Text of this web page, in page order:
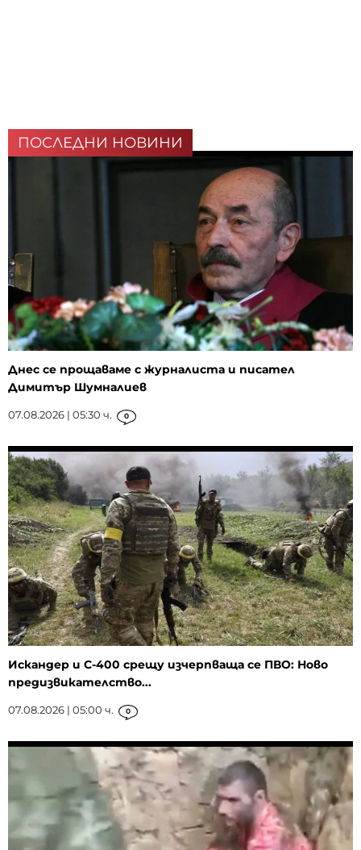
ПОСЛЕДНИ НОВИНИ
Днес се прощаваме с журналиста и писател
Димитър Шумналиев
07.08.2026 | 05:30 ч. 0
Искандер и С-400 срещу изчерпваща се ПВО: Ново
предизвикателство...
07.08.2026 | 05:00 ч. 0